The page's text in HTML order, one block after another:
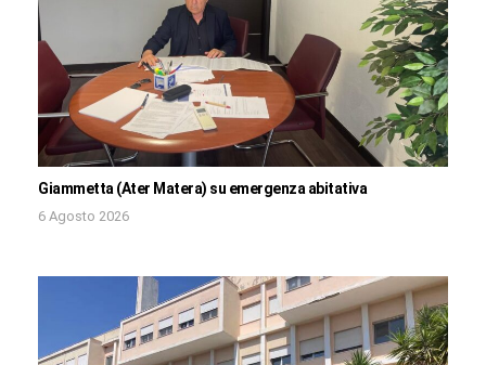
Giammetta (Ater Matera) su emergenza abitativa
6 Agosto 2026